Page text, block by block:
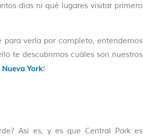
días ni qué lugares visitar primero
para verla por completo, entendemos
te descubrimos cuáles son nuestros
York!
Así es, y es que Central Park es